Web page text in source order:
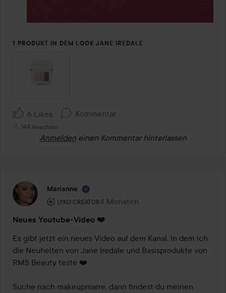
1 PRODUKT IN DEM LOOK JANE IREDALE
6 Likes Kommentar
144 Ansichten
Anmelden einen Kommentar hinterlassen
Marianne
LYKO CREATOR
Rolle des Benutzers: Lyko Creator.
4 Monaten
Der Beitrag wurde 4 Monaten
Neues Youtube-Video ❤️
Es gibt jetzt ein neues Video auf dem Kanal, in dem ich
die Neuheiten von Jane Iredale und Basisprodukte von
RMS Beauty teste ❤️
Suche nach makeupmarre, dann findest du meinen